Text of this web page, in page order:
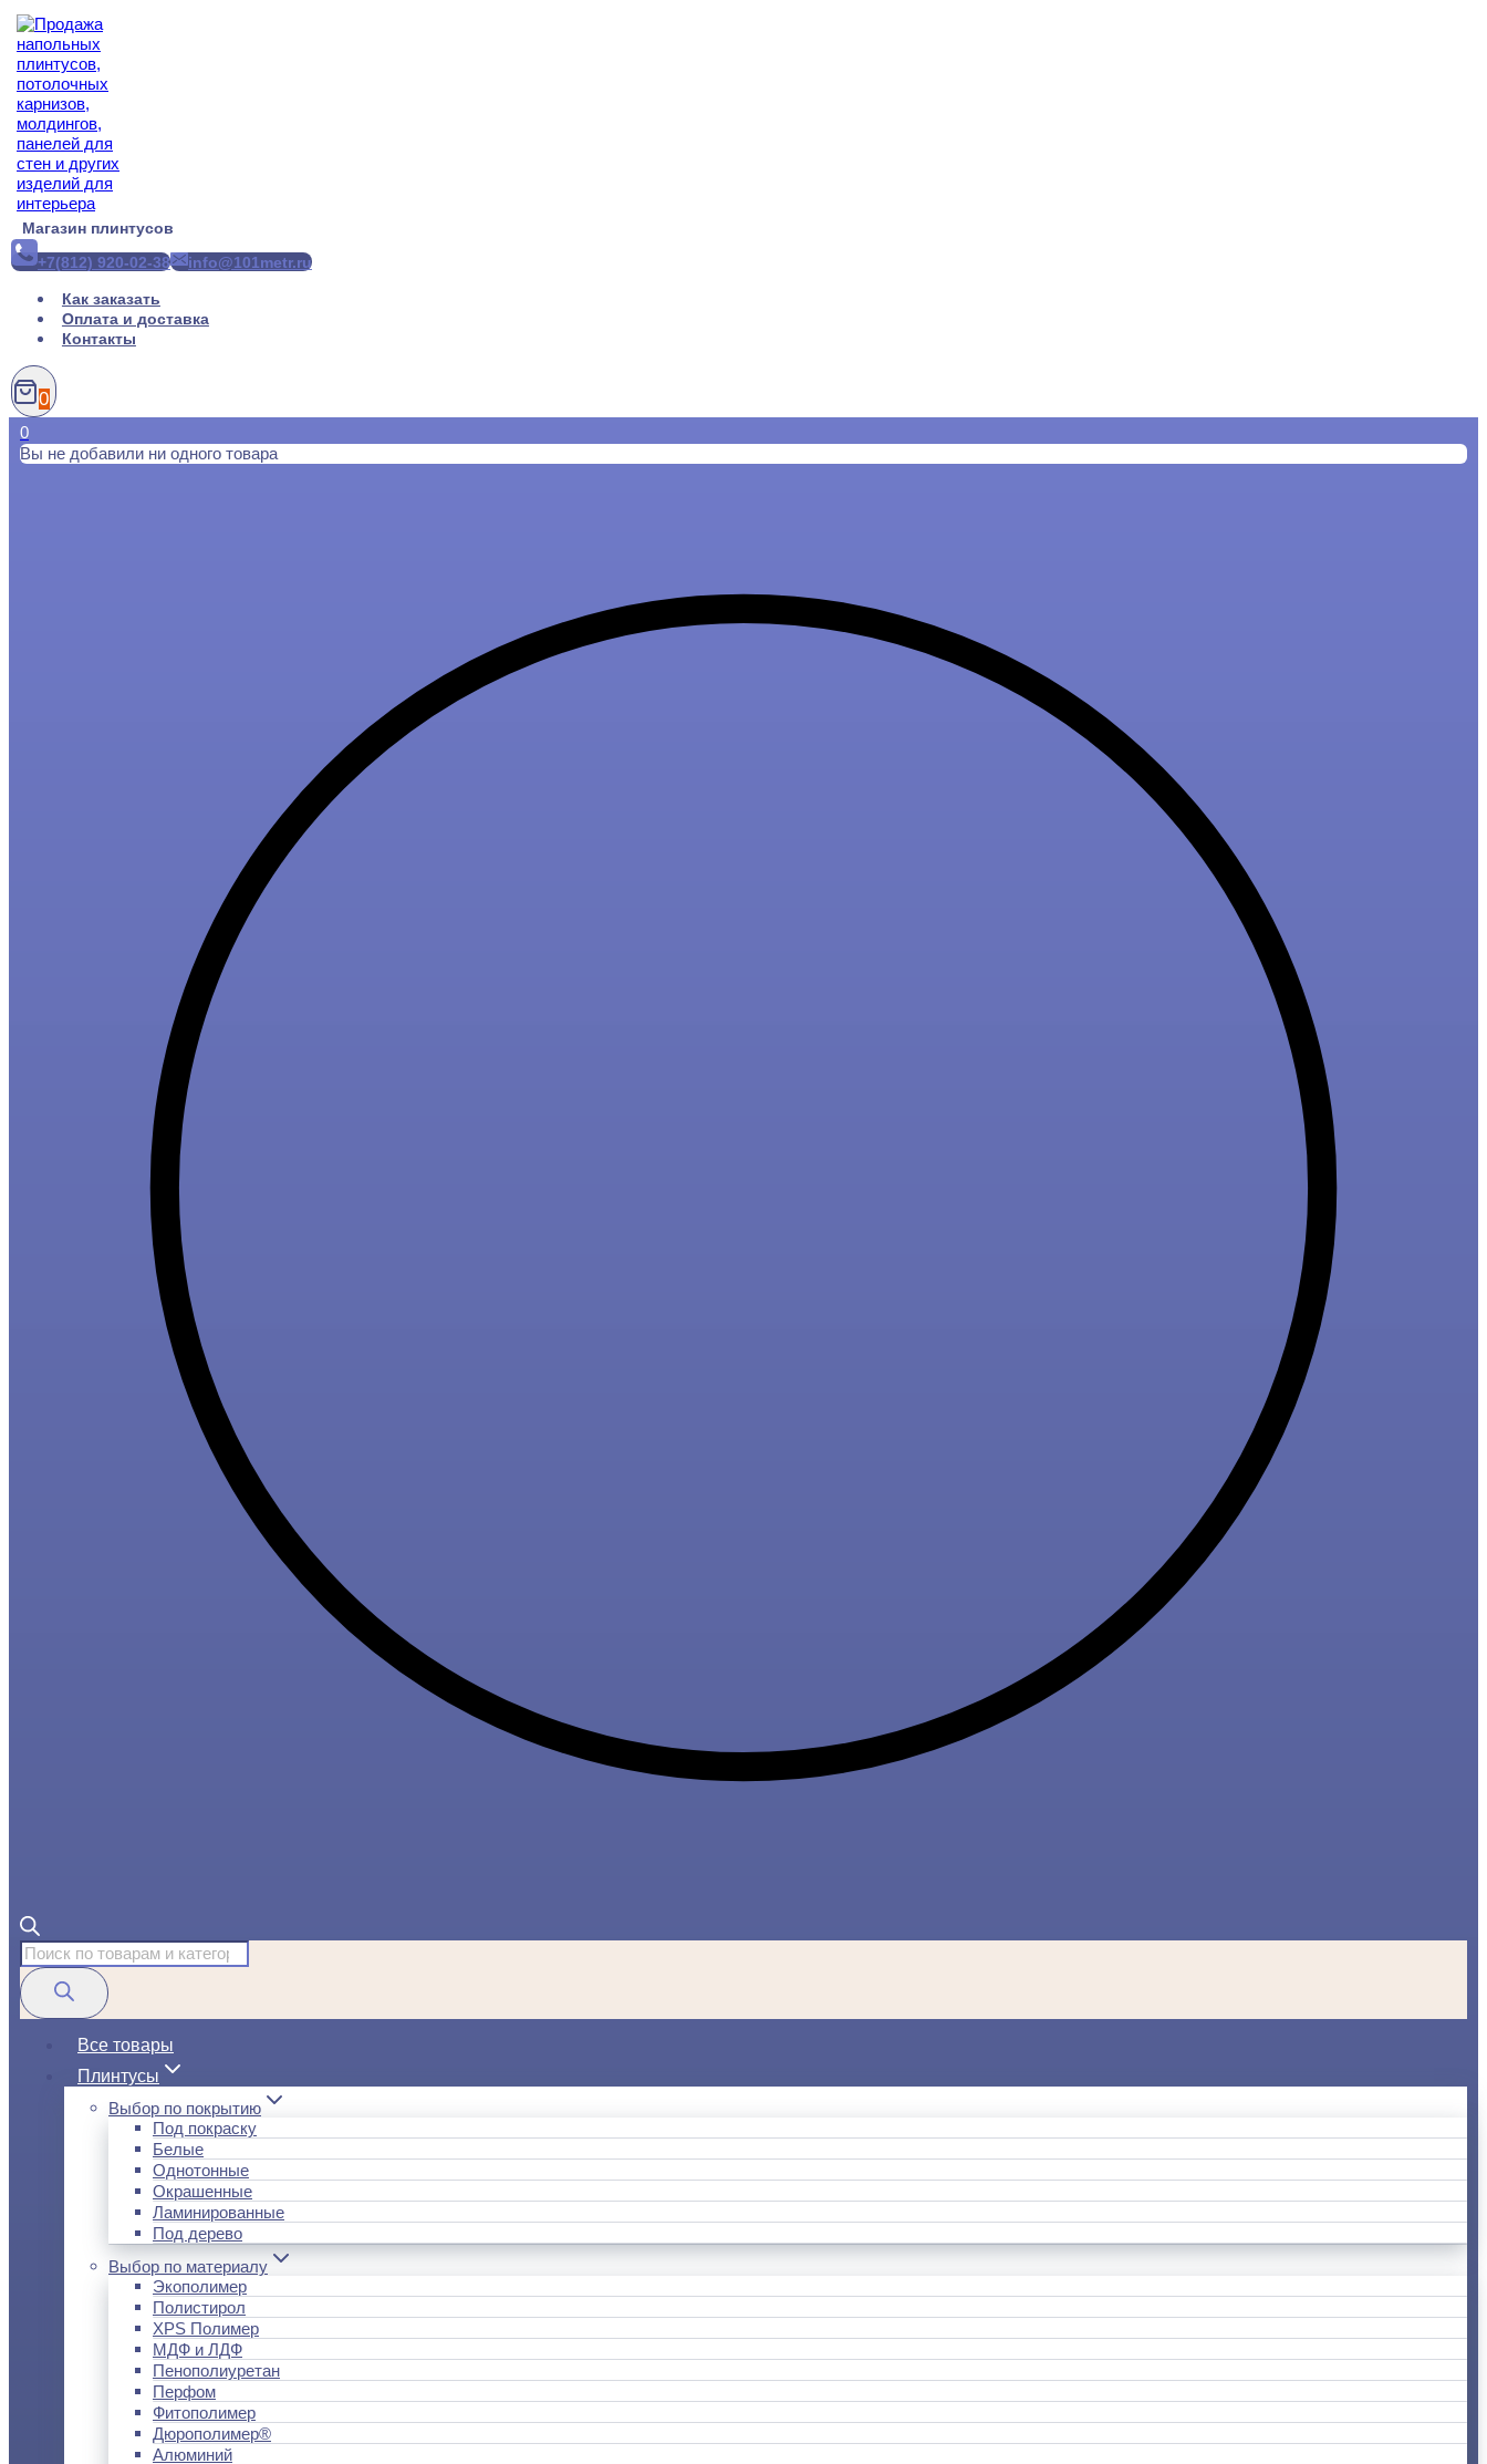
Перейти
содержимому
Магазин плинтусов
+7(812) 920-02-38
info@101metr.ru
Как заказать
Оплата и доставка
Контакты
0
0
Вы не добавили ни одного товара
Поиск
товаров
Все товары
Плинтусы
Выбор по покрытию
Под покраску
Белые
Однотонные
Окрашенные
Ламинированные
Под дерево
Выбор по материалу
Экополимер
Полистирол
XPS Полимер
МДФ и ЛДФ
Пенополиуретан
Перфом
Фитополимер
Дюрополимер®
Алюминий